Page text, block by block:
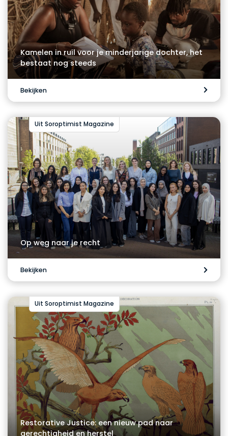
Kamelen in ruil voor je minderjarige dochter, het
bestaat nog steeds
Bekijken
Uit Soroptimist Magazine
Op weg naar je recht
Bekijken
Uit Soroptimist Magazine
Restorative Justice: een nieuw pad naar
gerechtigheid en herstel